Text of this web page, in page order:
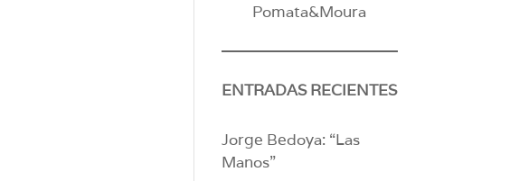
Pomata&Moura
ENTRADAS RECIENTES
Jorge Bedoya: “Las
Manos”